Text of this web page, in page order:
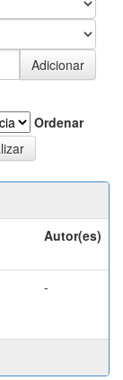
Ordenar
Autor(es)
-